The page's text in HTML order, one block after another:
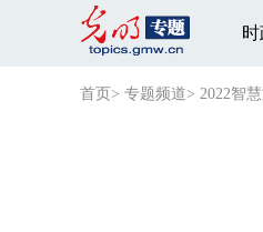
时
首页 > 专题频道> 2022智